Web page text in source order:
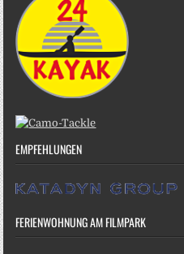
EMPFEHLUNGEN
FERIENWOHNUNG AM FILMPARK